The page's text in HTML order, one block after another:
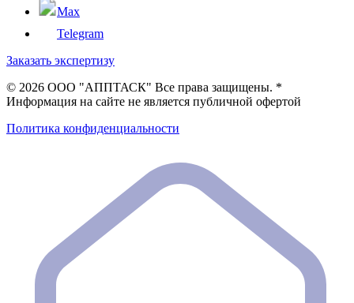
Max
Telegram
Заказать экспертизу
© 2026 ООО "АППТАСК" Все права защищены. *
Информация на сайте не является публичной офертой
Политика конфиденциальности